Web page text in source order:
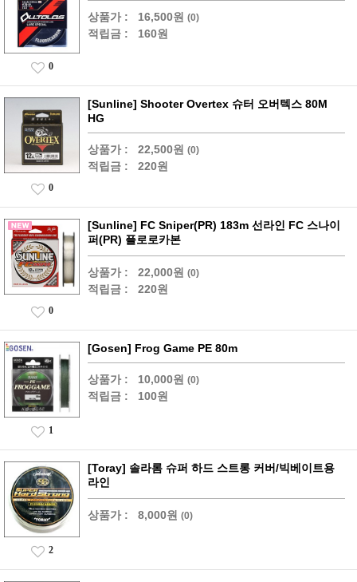
상품가 : 16,500원 (0)
적립금 : 160원
0
[Sunline] Shooter Overtex 슈터 오버텍스 80M
HG
상품가 : 22,500원 (0)
적립금 : 220원
0
[Sunline] FC Sniper(PR) 183m 선라인 FC 스나이
퍼(PR) 플로로카본
상품가 : 22,000원 (0)
적립금 : 220원
0
[Gosen] Frog Game PE 80m
상품가 : 10,000원 (0)
적립금 : 100원
1
[Toray] 솔라롬 슈퍼 하드 스트롱 커버/빅베이트용
라인
상품가 : 8,000원 (0)
2